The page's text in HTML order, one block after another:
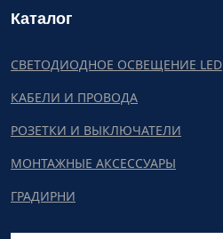
Каталог
СВЕТОДИОДНОЕ ОСВЕЩЕНИЕ LED
КАБЕЛИ И ПРОВОДА
РОЗЕТКИ И ВЫКЛЮЧАТЕЛИ
МОНТАЖНЫЕ АКСЕССУАРЫ
ГРАДИРНИ